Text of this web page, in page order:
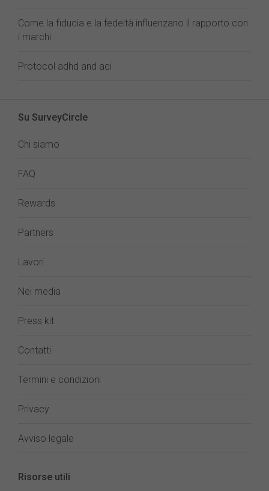
Come la fiducia e la fedeltà influenzano il rapporto con
i marchi
Protocol adhd and aci
Su SurveyCircle
Chi siamo
FAQ
Rewards
Partners
Lavori
Nei media
Press kit
Contatti
Termini e condizioni
Privacy
Avviso legale
Risorse utili